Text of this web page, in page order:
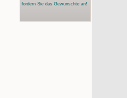
fordern Sie das Gewünschte an!